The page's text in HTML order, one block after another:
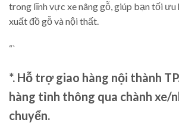
trong lĩnh vực xe nâng gỗ, giúp bạn tối ưu
xuất đồ gỗ và nội thất.
“`
*. Hỗ trợ giao hàng nội thành
hàng tỉnh thông qua chành xe/
chuyển.